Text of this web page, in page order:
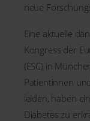
neue
Eine aktuelle
Kongress der
(ESC) in
Patientinnen
leiden, haben
Diabetes zu